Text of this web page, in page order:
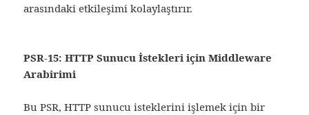
arasındaki etkileşimi kolaylaştırır.
PSR-15: HTTP Sunucu İstekleri için Middleware
Arabirimi
Bu PSR, HTTP sunucu isteklerini işlemek için bir